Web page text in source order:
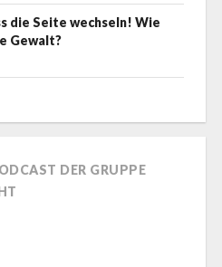
die Seite wechseln! Wie
Gewalt?
DER GRUPPE